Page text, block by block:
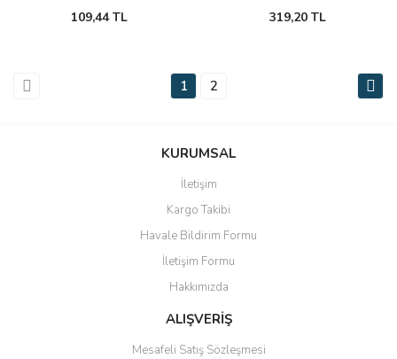
109,44 TL 319,20 TL
1 2
KURUMSAL
İletişim
Kargo Takibi
Havale Bildirim Formu
İletişim Formu
Hakkımızda
ALIŞVERİŞ
Mesafeli Satış Sözleşmesi